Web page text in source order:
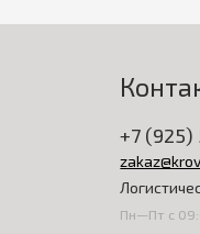
+7 (925)
Пн—Пт с